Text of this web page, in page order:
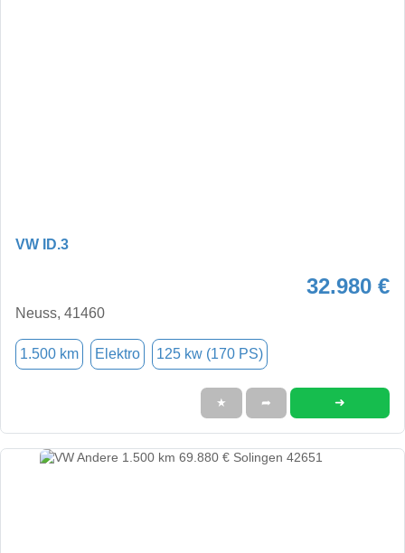
VW ID.3
32.980 €
Neuss, 41460
1.500 km Elektro 125 kw (170 PS)
★ ➦ ➜